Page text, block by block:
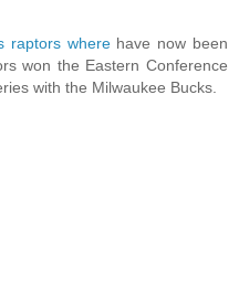
raptors wherehave now been
won the Eastern Conference
with the Milwaukee Bucks.